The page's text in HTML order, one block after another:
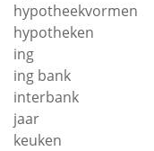
hypotheekvormen
hypotheken
ing
ing bank
interbank
jaar
keuken